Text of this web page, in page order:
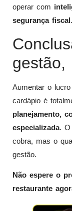
operar com
segurança fiscal.
gestão,
Aumentar o
cardápio é
planejamento,
especializada. O
cobra, mas o
gestão.
Não espere o
restaurante